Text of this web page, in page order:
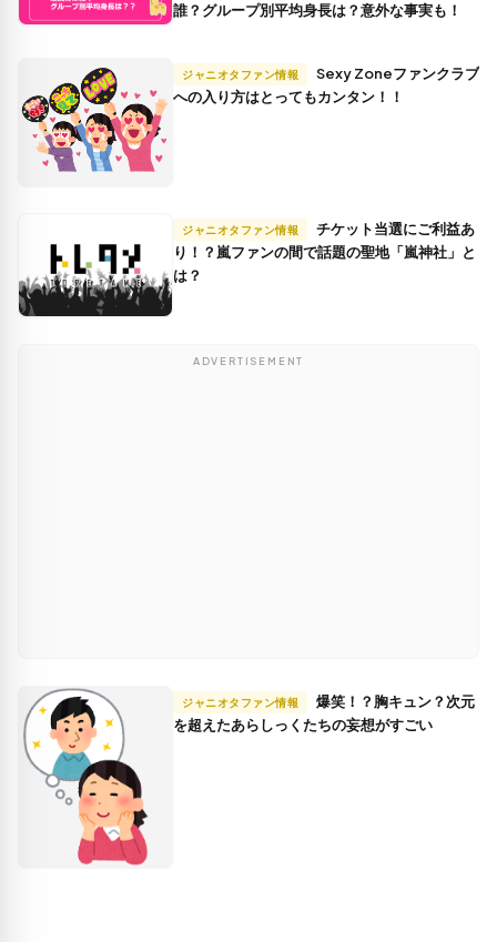
誰？グループ別平均身長は？意外な事実も！
ジャニオタファン情報
への入り方はとってもカンタン！！
ジャニオタファン情報
り！？嵐ファンの間で話題の聖地「嵐神社」と
は？
ADVERTISEMENT
ジャニオタファン情報
を超えたあらしっくたちの妄想がすごい